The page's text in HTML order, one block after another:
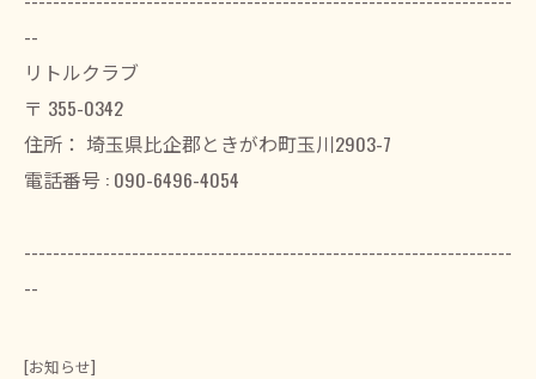
--
リトルクラブ
〒 355-0342
住所： 埼玉県比企郡ときがわ町玉川2903-7
電話番号 : 090-6496-4054
--------------------------------------------------------------------
--
[お知らせ]